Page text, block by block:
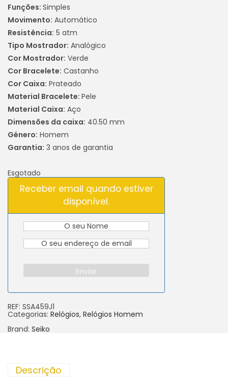
Funções: Simples
Movimento: Automático
Resistência: 5 atm
Tipo Mostrador: Analógico
Cor Mostrador: Verde
Cor Bracelete: Castanho
Cor Caixa: Prateado
Material Bracelete: Pele
Material Caixa: Aço
Dimensões da caixa: 40.50 mm
Género: Homem
Garantia: 3 anos de garantia
Esgotado
Receber email quando estiver
disponível.
Enviar
REF: SSA459J1
Categorias: Relógios, Relógios Homem
Brand: Seiko
Descrição